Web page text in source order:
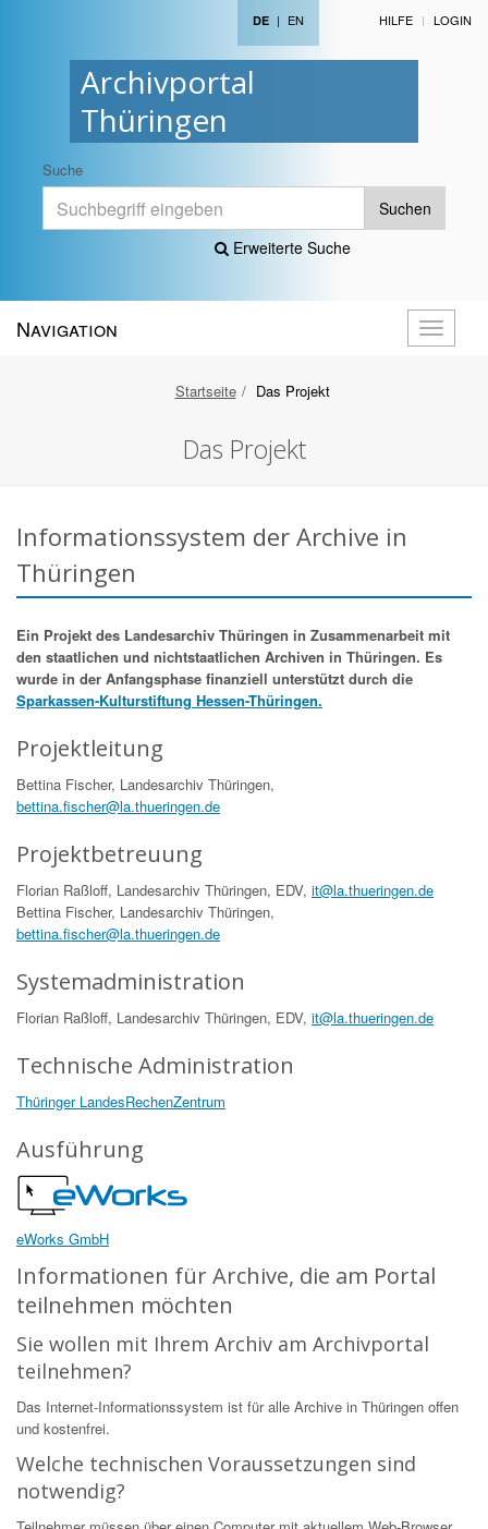
Archivportal
Thüringen
DE | EN HILFE LOGIN
Suche
Suchen
Erweiterte Suche
öffnen
Navigation
Startseite Das Projekt
Das Projekt
Informationssystem der Archive in
Thüringen
Ein Projekt des Landesarchiv Thüringen in Zusammenarbeit mit
den staatlichen und nichtstaatlichen Archiven in Thüringen. Es
wurde in der Anfangsphase finanziell unterstützt durch die
Sparkassen-Kulturstiftung Hessen-Thüringen.
Projektleitung
Bettina Fischer, Landesarchiv Thüringen,
bettina.fischer@la.thueringen.de
Projektbetreuung
Florian Raßloff, Landesarchiv Thüringen, EDV, it@la.thueringen.de
Bettina Fischer, Landesarchiv Thüringen,
bettina.fischer@la.thueringen.de
Systemadministration
Florian Raßloff, Landesarchiv Thüringen, EDV, it@la.thueringen.de
Technische Administration
Thüringer LandesRechenZentrum
Ausführung
eWorks GmbH
Informationen für Archive, die am Portal
teilnehmen möchten
Sie wollen mit Ihrem Archiv am Archivportal
teilnehmen?
Das Internet-Informationssystem ist für alle Archive in Thüringen offen
und kostenfrei.
Welche technischen Voraussetzungen sind
notwendig?